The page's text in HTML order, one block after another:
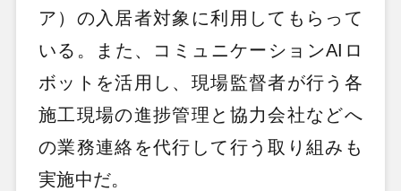
ア）の入居者対象に利用してもらって
いる。また、コミュニケーションAIロ
ボットを活用し、現場監督者が行う各
施工現場の進捗管理と協力会社などへ
の業務連絡を代行して行う取り組みも
実施中だ。